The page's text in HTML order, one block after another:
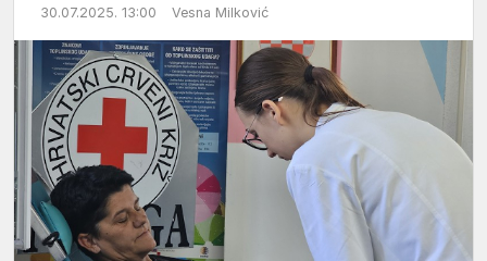
30.07.2025. 13:00 Vesna Milković